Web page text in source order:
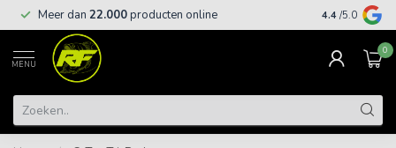
Meer dan 22.000producten online Gratis
4.4 /5.0
MENU
0